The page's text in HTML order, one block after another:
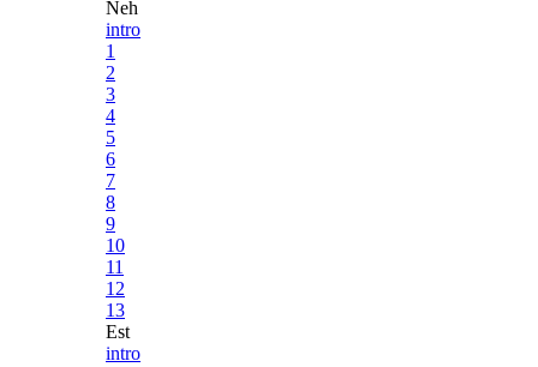
Neh
intro
1
2
3
4
5
6
7
8
9
10
11
12
13
Est
intro